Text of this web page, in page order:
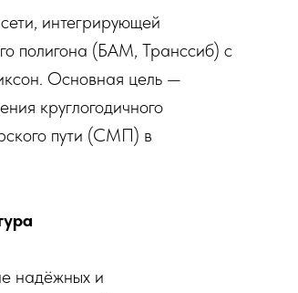
интегрирующей
полигона (БАМ, Транссиб) с
Основная цель —
круглогодичного
пути (СМП) в
надёжных и